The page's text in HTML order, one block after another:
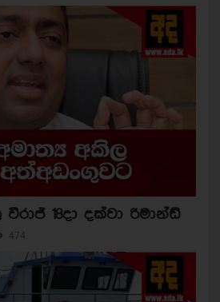
18දා දක්වා රිමාන්ඩ්
474